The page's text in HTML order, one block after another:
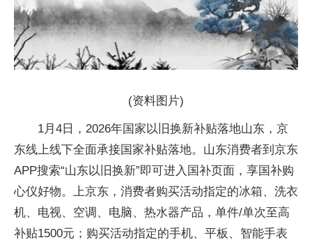
(资料图片)
1月4日，2026年国家以旧换新补贴落地山东，京
东线上线下全面承接国家补贴落地。山东消费者到京东
APP搜索“山东以旧换新”即可进入国补页面，享国补购
心仪好物。上京东，消费者购买活动指定的冰箱、洗衣
机、电视、空调、电脑、热水器产品，单件/单次至高
补贴1500元；购买活动指定的手机、平板、智能手表